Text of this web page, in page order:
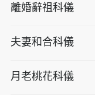
離婚辭祖科儀
夫妻和合科儀
月老桃花科儀